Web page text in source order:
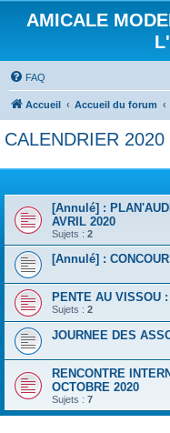
AMICALE
FAQ
Accueil Accueil du forum
CALENDRIER 2020
[Annulé] :
AVRIL 2020
Sujets : 2
[Annulé] :
PENTE AU VISSOU
Sujets : 2
JOURNEE DES
RENCONTRE
OCTOBRE 2020
Sujets : 7